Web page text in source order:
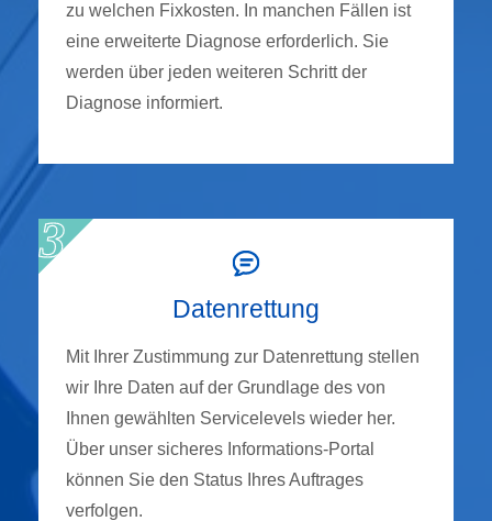
zu welchen Fixkosten. In manchen Fällen ist
eine erweiterte Diagnose erforderlich. Sie
werden über jeden weiteren Schritt der
Diagnose informiert.
Datenrettung
Mit Ihrer Zustimmung zur Datenrettung stellen
wir Ihre Daten auf der Grundlage des von
Ihnen gewählten Servicelevels wieder her.
Über unser sicheres Informations-Portal
können Sie den Status Ihres Auftrages
verfolgen.